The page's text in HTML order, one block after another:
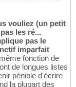
vouliez (un petit
les ré...
pas le
imparfait
fonction de
de longues listes
pénible d'écrire
la plupart des